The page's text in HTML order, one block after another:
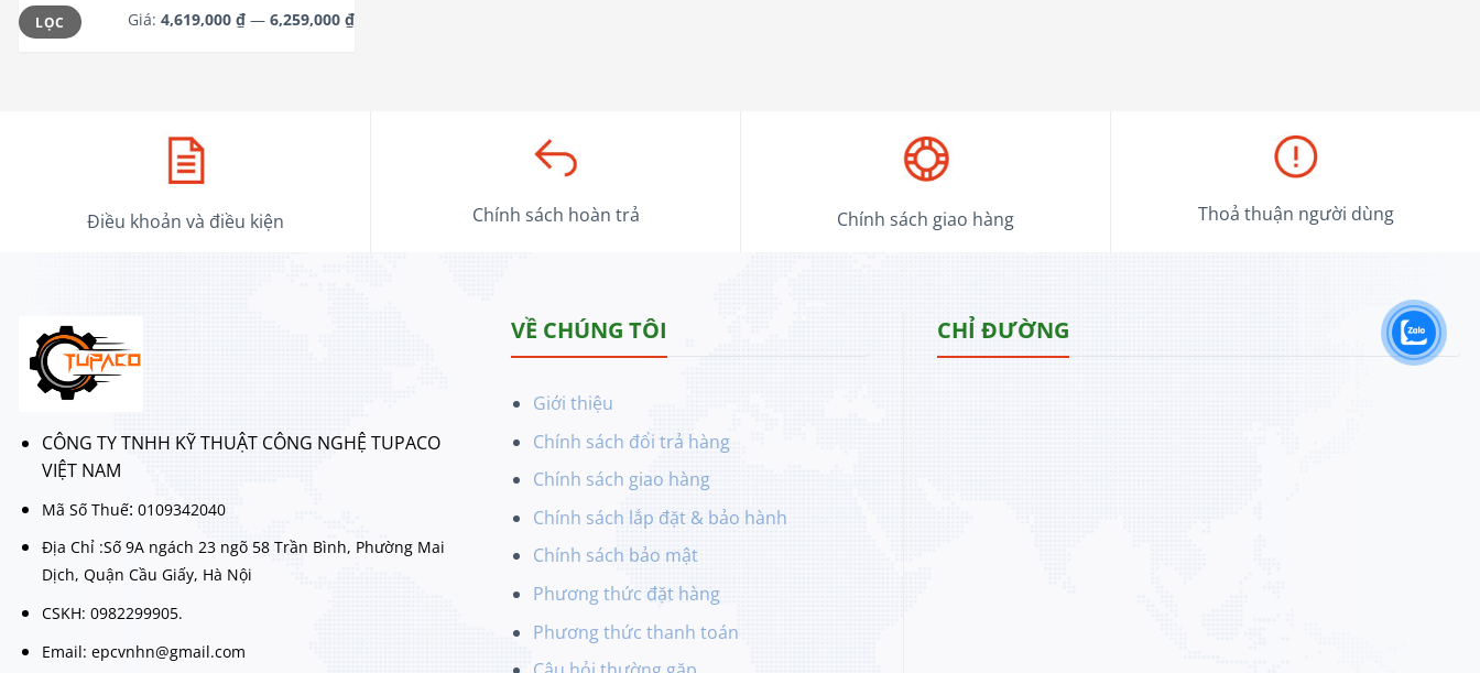
Giá
tối
thiểu
Giá
tối
đa
LỌC Giá: 4,619,000 ₫ — 6,259,000 ₫
Điều khoản và điều kiện Chính sách hoàn trả Chính sách giao hàng Thoả thuận người dùng
CÔNG TY TNHH KỸ THUẬT CÔNG NGHỆ TUPACO
VIỆT NAM
Mã Số Thuế: 0109342040
Địa Chỉ :Số 9A ngách 23 ngõ 58 Trần Bình, Phường Mai
Dịch, Quận Cầu Giấy, Hà Nội
CSKH: 0982299905.
Email: epcvnhn@gmail.com
VỀ CHÚNG TÔI
Giới thiệu
Chính sách đổi trả hàng
Chính sách giao hàng
Chính sách lắp đặt & bảo hành
Chính sách bảo mật
Phương thức đặt hàng
Phương thức thanh toán
CHỈ ĐƯỜNG